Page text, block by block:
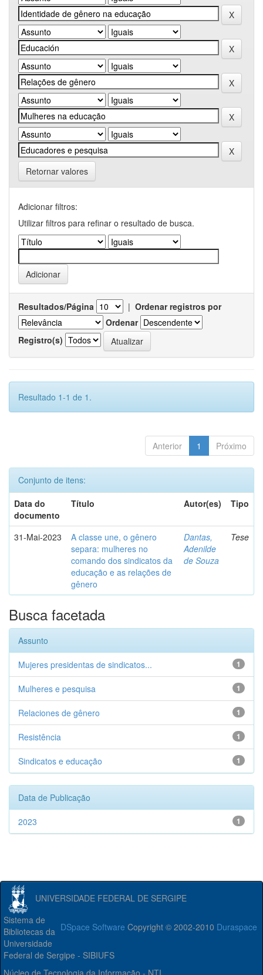
Retornar valores
Adicionar filtros:
Utilizar filtros para refinar o resultado de busca.
Resultados/Página | Ordenar registros por
Ordenar
Registro(s)
Resultado 1-1 de 1.
Anterior 1 Próximo
Conjunto de itens:
Data do
documento
Título Autor(es) Tipo
31-Mai-2023
A classe une, o gênero
separa: mulheres no
comando dos sindicatos da
educação e as relações de
gênero
Dantas,
Adenilde
de Souza
Tese
Busca facetada
Assunto
1
Mujeres presidentas de sindicatos...
1
Mulheres e pesquisa
1
Relaciones de gênero
1
Resistência
1
Sindicatos e educação
Data de Publicação
1
2023
UNIVERSIDADE FEDERAL DE SERGIPE
DSpace Software Copyright © 2002-2010 Duraspace
Sistema de
Bibliotecas da
Universidade
Federal de Sergipe - SIBIUFS
Núcleo de Tecnologia da Informação - NTI